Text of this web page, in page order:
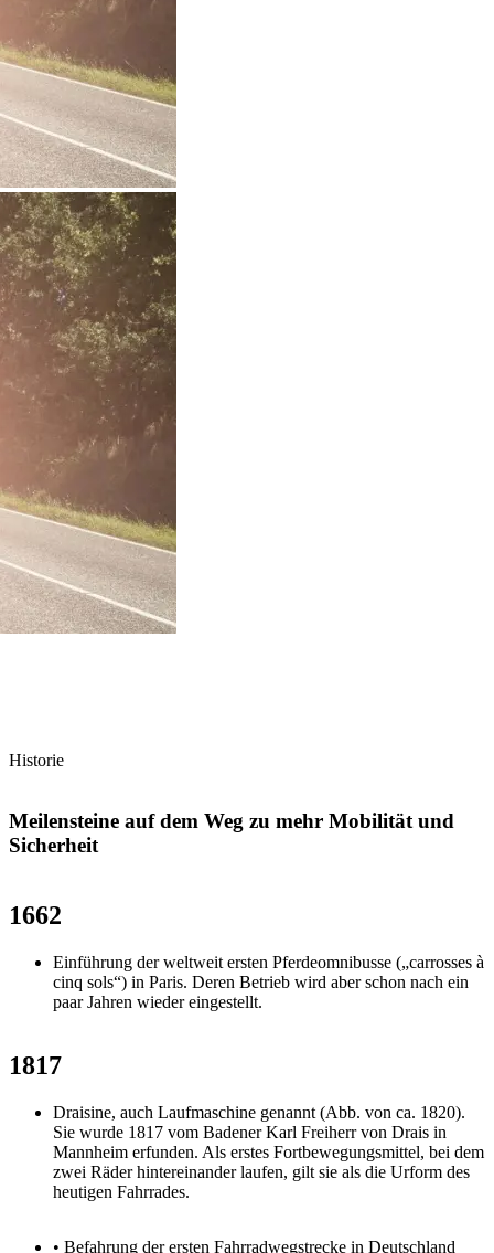
Historie
Meilensteine auf dem Weg zu mehr Mobilität und
Sicherheit
1662
Einführung der weltweit ersten Pferdeomnibusse („carrosses à
cinq sols“) in Paris. Deren Betrieb wird aber schon nach ein
paar Jahren wieder eingestellt.
1817
Draisine, auch Laufmaschine genannt (Abb. von ca. 1820).
Sie wurde 1817 vom Badener Karl Freiherr von Drais in
Mannheim erfunden. Als erstes Fortbewegungsmittel, bei dem
zwei Räder hintereinander laufen, gilt sie als die Urform des
heutigen Fahrrades.
• Befahrung der ersten Fahrradwegstrecke in Deutschland